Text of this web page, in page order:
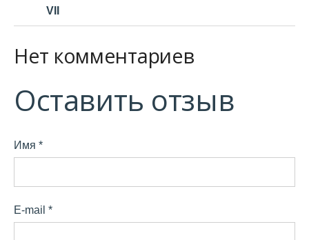
VII
Нет комментариев
Оставить отзыв
Имя *
E-mail *